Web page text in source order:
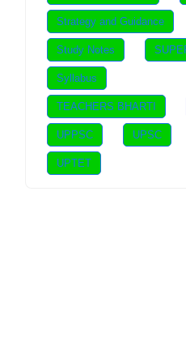
Strategy and Guidance
Study Notes
Syllabus
TEACHERS BHARTI
UPPSC UPSC
UPTET